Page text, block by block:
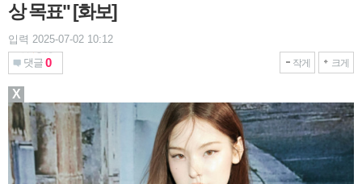
상 목표" [화보]
입력 2025-07-02 10:12
댓글 0 작게 크게
X